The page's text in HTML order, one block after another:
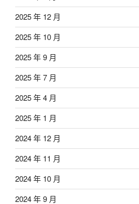
2025 年 12 月
2025 年 10 月
2025 年 9 月
2025 年 7 月
2025 年 4 月
2025 年 1 月
2024 年 12 月
2024 年 11 月
2024 年 10 月
2024 年 9 月